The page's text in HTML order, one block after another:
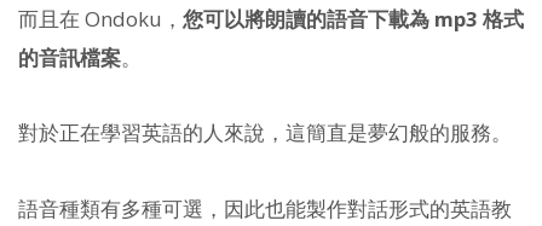
而且在 Ondoku， 您可以將朗讀的語音下載為 mp3 格式
的音訊檔案。
對於正在學習英語的人來說，這簡直是夢幻般的服務。
語音種類有多種可選，因此也能製作對話形式的英語教